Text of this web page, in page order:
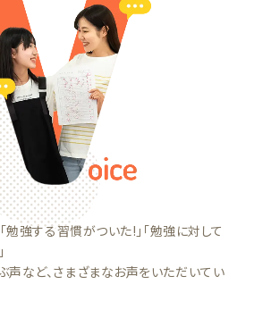
勉強する習慣がついた!」「勉強に対して
など、さまざまなお声をいただいてい